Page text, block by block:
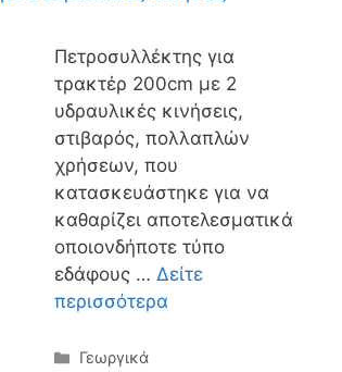
Πετροσυλλέκτης για
τρακτέρ 200cm με 2
υδραυλικές κινήσεις,
στιβαρός, πολλαπλών
χρήσεων, που
κατασκευάστηκε για να
καθαρίζει αποτελεσματικά
οποιονδήποτε τύπο
εδάφους … Δείτε
περισσότερα
Κατηγορίες
Γεωργικά